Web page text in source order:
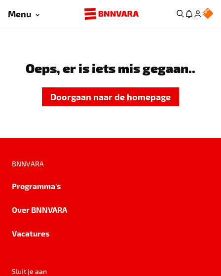
Menu
Oeps, er is iets mis gegaan..
Doorgaan naar de homepage
BNNVARA
Programma's
Over BNNVARA
Vacatures
Sluit je aan